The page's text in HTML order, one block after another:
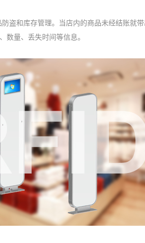
盗和库存管理。当店内的商品未经结账就
数量、丢失时间等信息。